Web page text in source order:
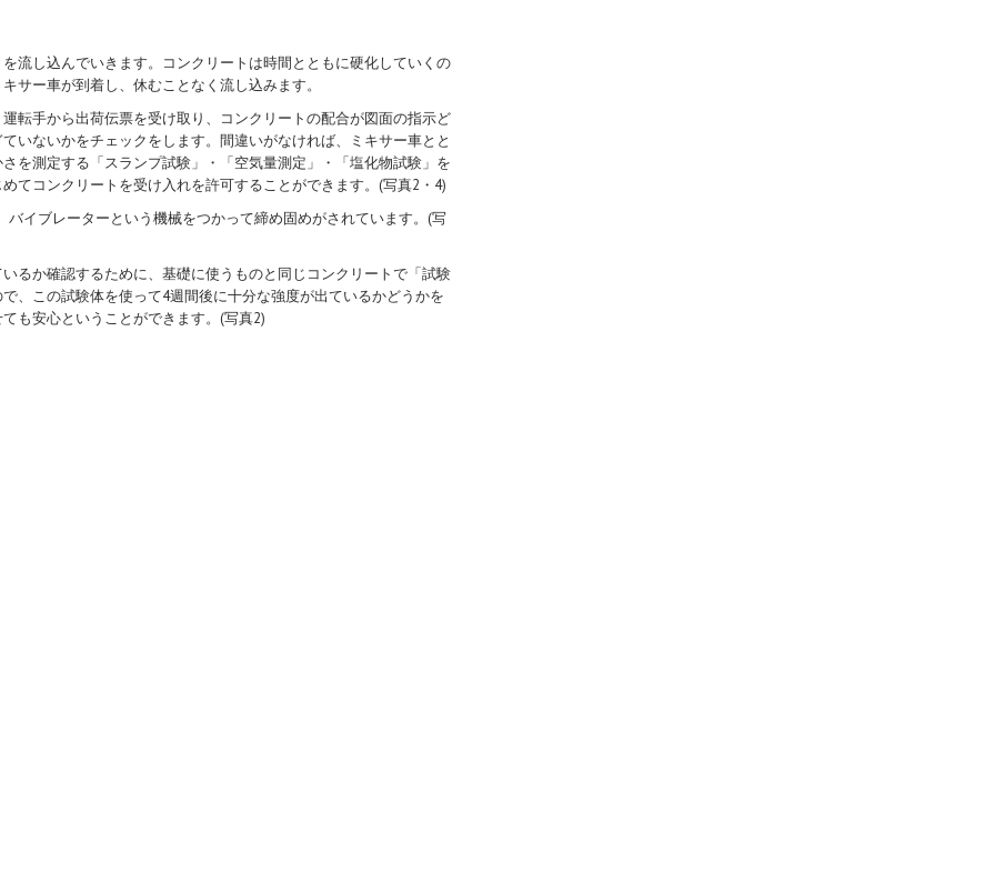
流し込んでいきます。コンクリートは時間とともに硬化していくの
サー車が到着し、休むことなく流し込みます。
転手から出荷伝票を受け取り、コンクリートの配合が図面の指示ど
いないかをチェックをします。間違いがなければ、ミキサー車とと
を測定する「スランプ試験」・「空気量測定」・「塩化物試験」を
てコンクリートを受け入れを許可することができます。(写真2・4)
イブレーターという機械をつかって締め固めがされています。(写
るか確認するために、基礎に使うものと同じコンクリートで「試験
、この試験体を使って4週間後に十分な強度が出ているかどうかを
も安心ということができます。(写真2)